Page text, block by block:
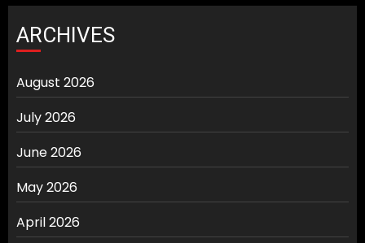
ARCHIVES
August 2026
July 2026
June 2026
May 2026
April 2026